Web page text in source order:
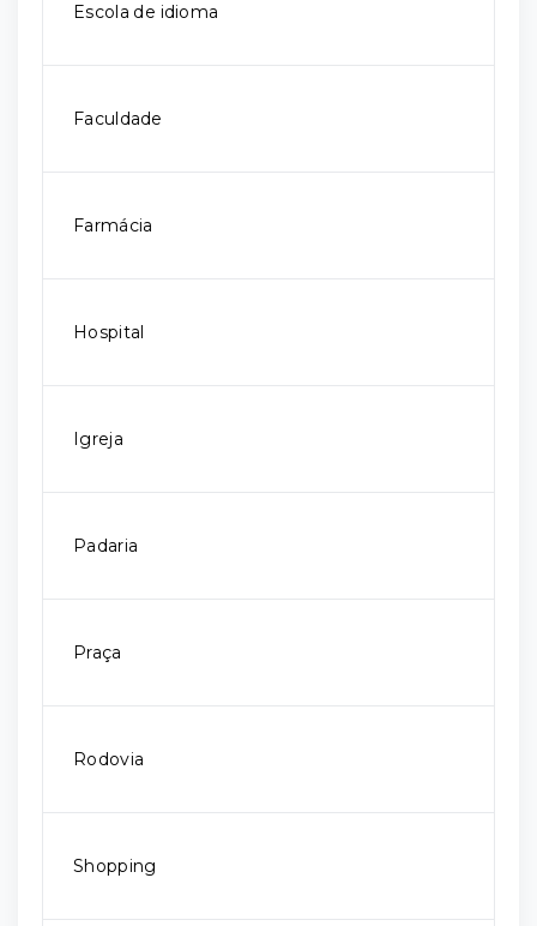
Escola de idioma
Faculdade
Farmácia
Hospital
Igreja
Padaria
Praça
Rodovia
Shopping